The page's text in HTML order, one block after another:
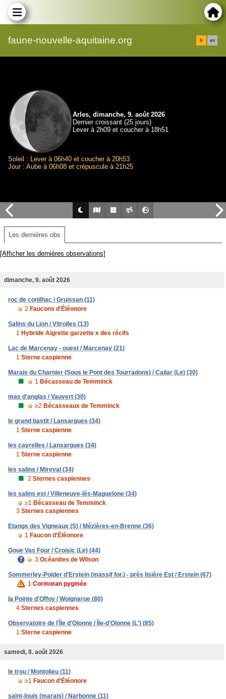
faune-nouvelle-aquitaine.org fr en
Arles, dimanche, 9. août 2026
Dernier croissant (25 jours)
Lever à 2h09 et coucher à 18h51
Soleil : Lever à 06h40 et coucher à 20h53
Jour : Aube à 06h08 et crépuscule à 21h25
Les dernières obs
[Afficher les dernières observations]
dimanche, 9. août 2026
roc de conilhac / Gruissan (11)
2 Faucons d'Éléonore
Salins du Lion / Vitrolles (13)
1 Hybride Aigrette garzette x des récifs
Lac de Marcenay - ouest / Marcenay (21)
1 Sterne caspienne
Marais du Charnier (Sous le Pont des Tourradons) / Cailar (Le) (30)
1 Bécasseau de Temminck
mas d'anglas / Vauvert (30)
≥2 Bécasseaux de Temminck
le grand bastit / Lansargues (34)
1 Sterne caspienne
les cayrelles / Lansargues (34)
1 Sterne caspienne
les salins / Mireval (34)
2 Sternes caspiennes
les salins est / Villeneuve-lès-Maguelone (34)
≥1 Bécasseau de Temminck
3 Sternes caspiennes
Etangs des Vigneaux (S) / Mézières-en-Brenne (36)
1 Faucon d'Éléonore
Goue Vas Four / Croisic (Le) (44)
3 Océanites de Wilson
Sommerley-Polder d'Erstein (massif for.) - prés lisière Est / Erstein (67)
1 Cormoran pygmée
la Pointe d'Offoy / Woignarue (80)
4 Sternes caspiennes
Observatoire de l'Île d'Olonne / Île-d'Olonne (L') (85)
1 Sterne caspienne
samedi, 8. août 2026
le trou / Montolieu (11)
≥1 Faucon d'Éléonore
saint-louis (marais) / Narbonne (11)